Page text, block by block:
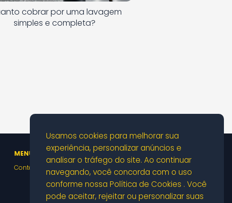
cobrar por uma lavagem
simples e completa?
MENU
Conteúdo por Tópico
Usamos cookies para melhorar sua
experiência, personalizar anúncios e
analisar o tráfego do site. Ao continuar
navegando, você concorda com o uso
conforme nossa Política de Cookies . Você
pode aceitar, rejeitar ou personalizar suas